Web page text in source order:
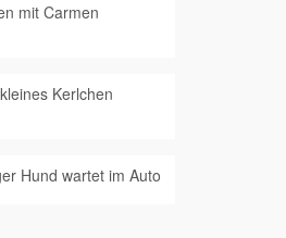
mit Carmen
Kerlchen
Hund wartet im Auto